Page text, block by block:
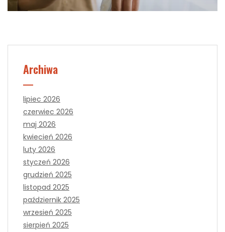
Archiwa
lipiec 2026
czerwiec 2026
maj 2026
kwiecień 2026
luty 2026
styczeń 2026
grudzień 2025
listopad 2025
październik 2025
wrzesień 2025
sierpień 2025